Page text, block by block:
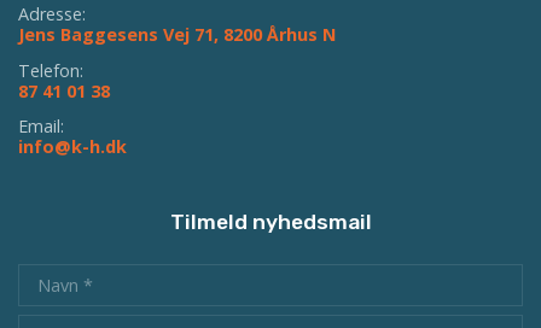
Adresse:
Jens Baggesens Vej 71, 8200 Århus N
Telefon:
87 41 01 38
Email:
info@k-h.dk
Tilmeld nyhedsmail